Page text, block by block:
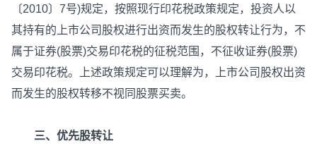
〔2010〕7号)规定，按照现行印花税政策规定，投资人以
其持有的上市公司股权进行出资而发生的股权转让行为，不
属于证券(股票)交易印花税的征税范围，不征收证券(股票)
交易印花税。上述政策规定可以理解为，上市公司股权出资
而发生的股权转移不视同股票买卖。
三、优先股转让